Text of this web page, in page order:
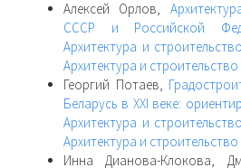
Алексей Орлов,
СССР и Российской
Архитектура и
Архитектура и строительство
Георгий Потаев,
Беларусь в XXI веке:
Архитектура и
Архитектура и строительство
Инна Дианова-Клокова,